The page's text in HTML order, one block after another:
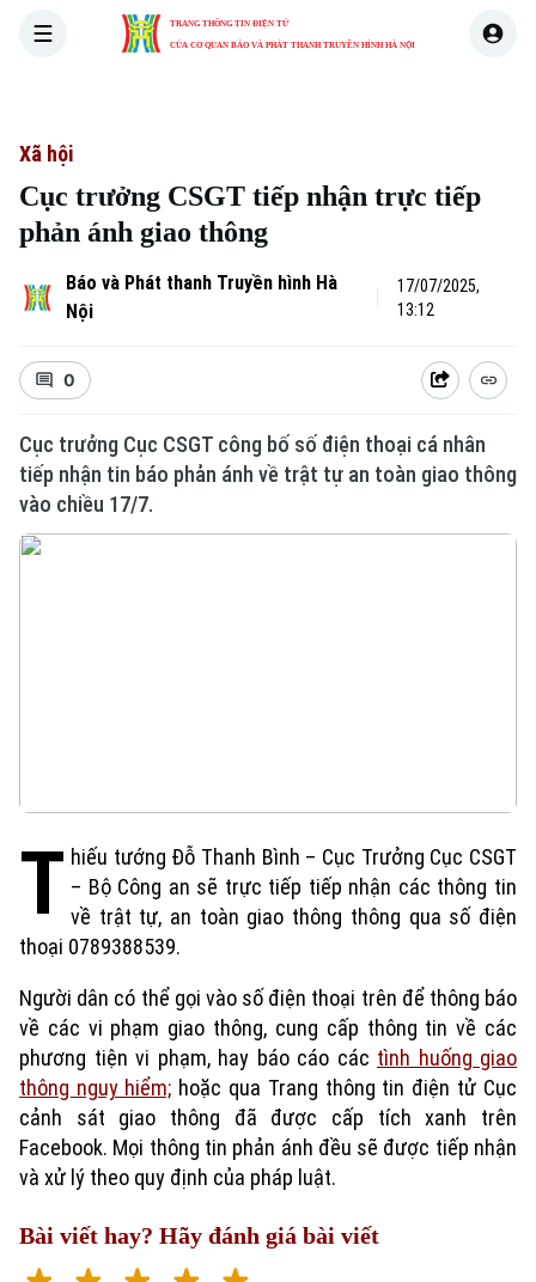
TRANG THÔNG TIN ĐIỆN TỬ
CỦA CƠ QUAN BÁO VÀ PHÁT THANH TRUYỀN HÌNH HÀ NỘI
Xã hội
Cục trưởng CSGT tiếp nhận trực tiếp
phản ánh giao thông
Báo và Phát thanh Truyền hình Hà
Nội
17/07/2025,
13:12
0
Cục trưởng Cục CSGT công bố số điện thoại cá nhân
tiếp nhận tin báo phản ánh về trật tự an toàn giao thông
vào chiều 17/7.
T hiếu tướng Đỗ Thanh Bình – Cục Trưởng Cục CSGT
– Bộ Công an sẽ trực tiếp tiếp nhận các thông tin
về trật tự, an toàn giao thông thông qua số điện
thoại 0789388539.
Người dân có thể gọi vào số điện thoại trên để thông báo
về các vi phạm giao thông, cung cấp thông tin về các
phương tiện vi phạm, hay báo cáo các tình huống giao
thông nguy hiểm; hoặc qua Trang thông tin điện tử Cục
cảnh sát giao thông đã được cấp tích xanh trên
Facebook. Mọi thông tin phản ánh đều sẽ được tiếp nhận
và xử lý theo quy định của pháp luật.
Bài viết hay? Hãy đánh giá bài viết